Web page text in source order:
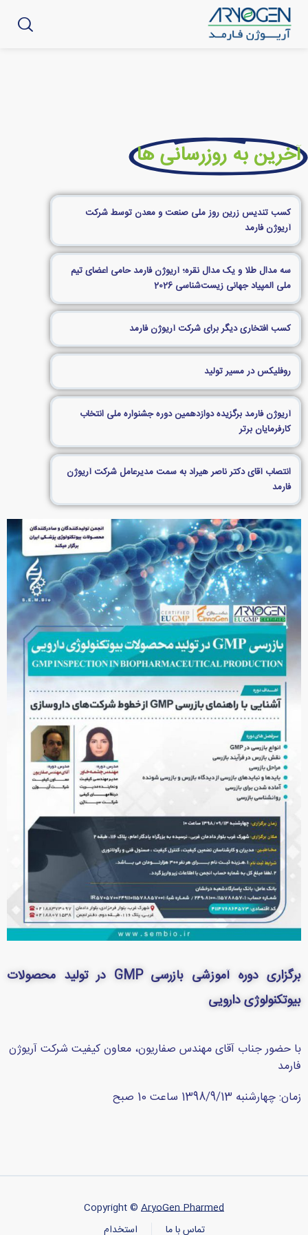
آخرین به روزرسانی ها
کسب تندیس زرین روز ملی صنعت و معدن توسط شرکت
آریوژن فارمد
سه مدال طلا و یک مدال نقره؛ آریوژن فارمد حامی اعضای تیم
ملی المپیاد جهانی زیست‌شناسی 2026
کسب افتخاری دیگر برای شرکت آریوژن فارمد
روفلیکس در مسیر تولید
آریوژن فارمد برگزیده دوازدهمین دوره جشنواره ملی انتخاب
کارفرمایان برتر
انتصاب آقای دکتر ناصر هیراد به سمت مدیرعامل شرکت آریوژن
فارمد
برگزاری دوره آموزشی بازرسی GMP در تولید محصولات
بیوتکنولوژی دارویی
با حضور جناب آقای مهندس صفاریون، معاون کیفیت شرکت آریوژن
فارمد
زمان: چهارشنبه 1398/9/13 ساعت 10 صبح
Copyright © AryoGen Pharmed
استخدام
تماس با ما